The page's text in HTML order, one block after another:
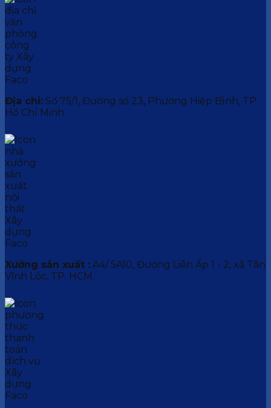
Địa chỉ: Số 75/1, Đường số 23, Phường Hiệp Bình, TP.
Hồ Chí Minh
Xưởng sản xuất : A4/ 5A10, Đường Liên Ấp 1 - 2, xã Tân
Vĩnh Lộc, TP. HCM.